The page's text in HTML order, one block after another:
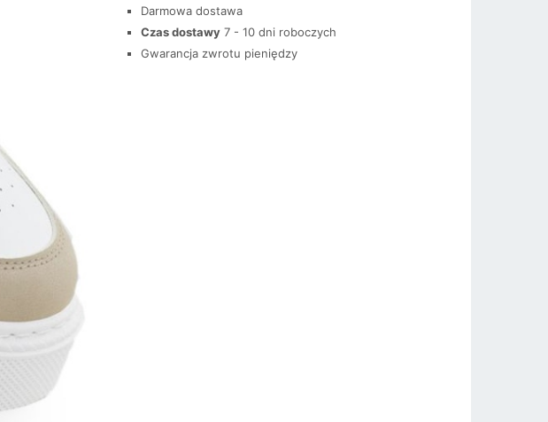
Darmowa dostawa
Czas dostawy 7 - 10 dni roboczych
Gwarancja zwrotu pieniędzy